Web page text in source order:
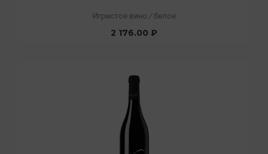
Игристое вино / белое
2 176.00 ₽